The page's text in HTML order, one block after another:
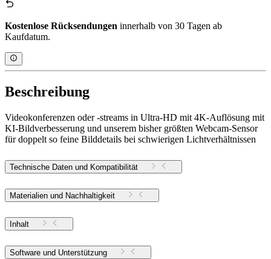
Kostenlose Rücksendungen innerhalb von 30 Tagen ab
Kaufdatum.
Beschreibung
Videokonferenzen oder -streams in Ultra-HD mit 4K-Auflösung mit
KI-Bildverbesserung und unserem bisher größten Webcam-Sensor
für doppelt so feine Bilddetails bei schwierigen Lichtverhältnissen
Technische Daten und Kompatibilität
Materialien und Nachhaltigkeit
Inhalt
Software und Unterstützung